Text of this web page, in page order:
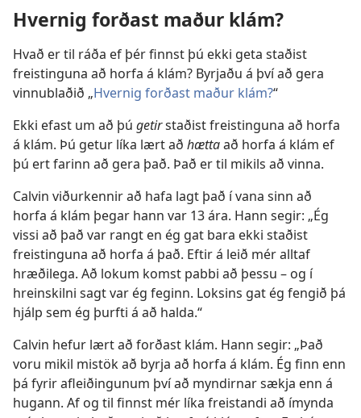
Hvernig forðast maður klám?
Hvað er til ráða ef þér finnst þú ekki geta staðist
freistinguna að horfa á klám? Byrjaðu á því að gera
vinnublaðið „Hvernig forðast maður klám?“
Ekki efast um að þú getirstaðist freistinguna að horfa
á klám. Þú getur líka lært að hættaað horfa á klám ef
þú ert farinn að gera það. Það er til mikils að vinna.
Calvin viðurkennir að hafa lagt það í vana sinn að
horfa á klám þegar hann var 13 ára. Hann segir: „Ég
vissi að það var rangt en ég gat bara ekki staðist
freistinguna að horfa á það. Eftir á leið mér alltaf
hræðilega. Að lokum komst pabbi að þessu – og í
hreinskilni sagt var ég feginn. Loksins gat ég fengið þá
hjálp sem ég þurfti á að halda.“
Calvin hefur lært að forðast klám. Hann segir: „Það
voru mikil mistök að byrja að horfa á klám. Ég finn enn
þá fyrir afleiðingunum því að myndirnar sækja enn á
hugann. Af og til finnst mér líka freistandi að ímynda